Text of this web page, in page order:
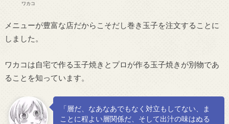
ワカコ
メニューが豊富な店だからこそだし巻き玉子を注文することに
しました。
ワカコは自宅で作る玉子焼きとプロが作る玉子焼きが別物であ
ることを知っています。
「層だ、なあなあでもなく対立もしてない、ま
ことに程よい層関係だ、そして出汁の味はぬる